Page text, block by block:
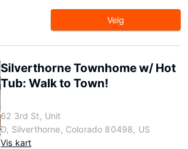
Velg
Silverthorne Townhome w/ Hot
Tub: Walk to Town!
62 3rd St, Unit
D, Silverthorne, Colorado 80498, US
Vis kart